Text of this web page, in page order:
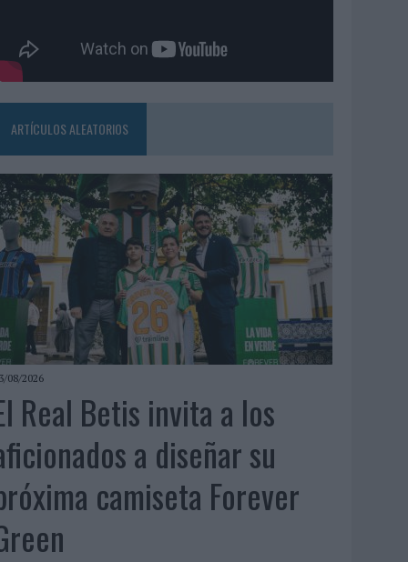
ARTÍCULOS ALEATORIOS
08/2026
Real Betis invita a los
a diseñar su
camiseta Forever